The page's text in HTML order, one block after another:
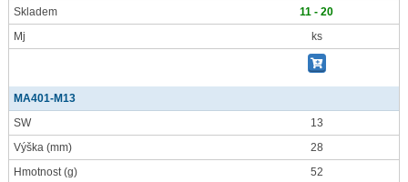
Skladem
11 - 20
Mj
ks
MA401-M13
SW
13
Výška (mm)
28
Hmotnost(g)
52